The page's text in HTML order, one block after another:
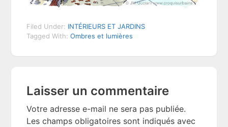
Filed Under: INTÉRIEURS ET JARDINS
Tagged With:Ombres et lumières
Interactions
Laisser un commentaire
Votre adresse e-mail ne sera pas publiée.
Les champs obligatoires sont indiqués avec